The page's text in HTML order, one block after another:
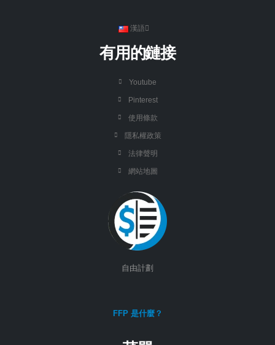
漢語
有用的鏈接
Youtube
Pinterest
使用條款
隱私權政策
法律聲明
網站地圖
自由計劃
FFP 是什麼？